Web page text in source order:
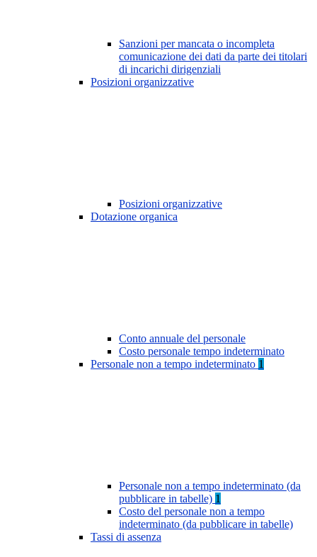
Sanzioni per mancata o incompleta
comunicazione dei dati da parte dei titolari
di incarichi dirigenziali
Posizioni organizzative
Posizioni organizzative
Dotazione organica
Conto annuale del personale
Costo personale tempo indeterminato
Personale non a tempo indeterminato 1
Personale non a tempo indeterminato (da
pubblicare in tabelle) 1
Costo del personale non a tempo
indeterminato (da pubblicare in tabelle)
Tassi di assenza